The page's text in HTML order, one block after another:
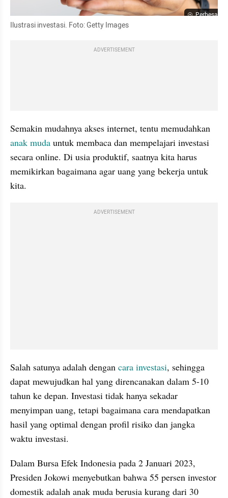
Perbesar
Ilustrasi investasi. Foto: Getty Images
ADVERTISEMENT
anak muda untuk membaca dan mempelajari investasi
secara online. Di usia produktif, saatnya kita harus
memikirkan bagaimana agar uang yang bekerja untuk
kita.
ADVERTISEMENT
Salah satunya adalah dengan cara investasi, sehingga
dapat mewujudkan hal yang direncanakan dalam 5-10
tahun ke depan. Investasi tidak hanya sekadar
menyimpan uang, tetapi bagaimana cara mendapatkan
hasil yang optimal dengan profil risiko dan jangka
waktu investasi.
Dalam Bursa Efek Indonesia pada 2 Januari 2023,
Presiden Jokowi menyebutkan bahwa 55 persen investor
domestik adalah anak muda berusia kurang dari 30